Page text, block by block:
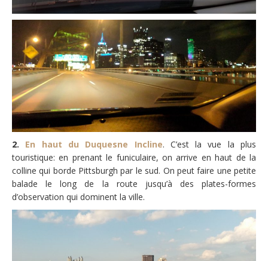
2. En haut du Duquesne Incline. C’est la vue la plus
touristique: en prenant le funiculaire, on arrive en haut de la
colline qui borde Pittsburgh par le sud. On peut faire une petite
balade le long de la route jusqu’à des plates-formes
d’observation qui dominent la ville.